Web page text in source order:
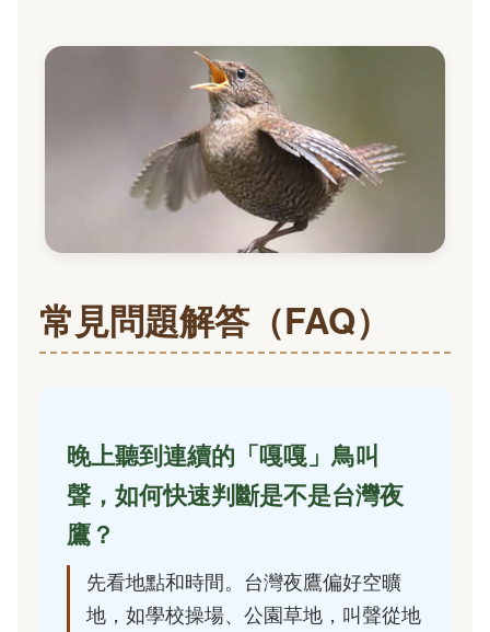
常見問題解答（FAQ）
晚上聽到連續的「嘎嘎」鳥叫
聲，如何快速判斷是不是台灣夜
鷹？
先看地點和時間。台灣夜鷹偏好空曠
地，如學校操場、公園草地，叫聲從地